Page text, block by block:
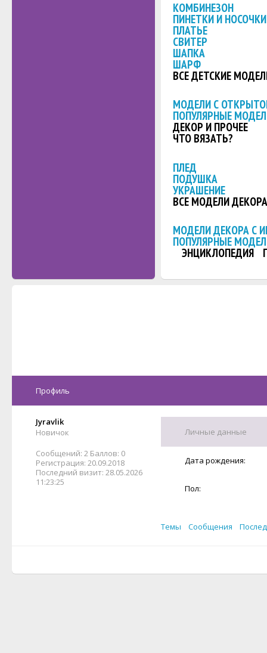
КОМБИНЕЗОН
ПИНЕТКИ И НОСОЧКИ
ПЛАТЬЕ
СВИТЕР
ШАПКА
ШАРФ
ВСЕ ДЕТСКИЕ
МОДЕЛИ С
ПОПУЛЯРНЫЕ
ДЕКОР И ПРОЧЕЕ
ЧТО ВЯЗАТЬ?
ПЛЕД
ПОДУШКА
УКРАШЕНИЕ
ВСЕ МОДЕЛИ ДЕКОРА
МОДЕЛИ ДЕКОРА С
ПОПУЛЯРНЫЕ
ЭНЦИКЛОПЕДИЯ
Профиль
Jyravlik
Новичок
Сообщений: 2 Баллов: 0
Регистрация: 20.09.2018
Последний визит: 28.05.2026
11:23:25
Личные данные
Дата рождения:
Пол:
Темы Сообщения